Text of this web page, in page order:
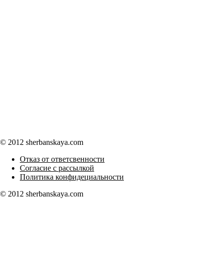
© 2012 sherbanskaya.com
Отказ от ответсвенности
Согласие с рассылкой
Политика конфидециальности
© 2012 sherbanskaya.com